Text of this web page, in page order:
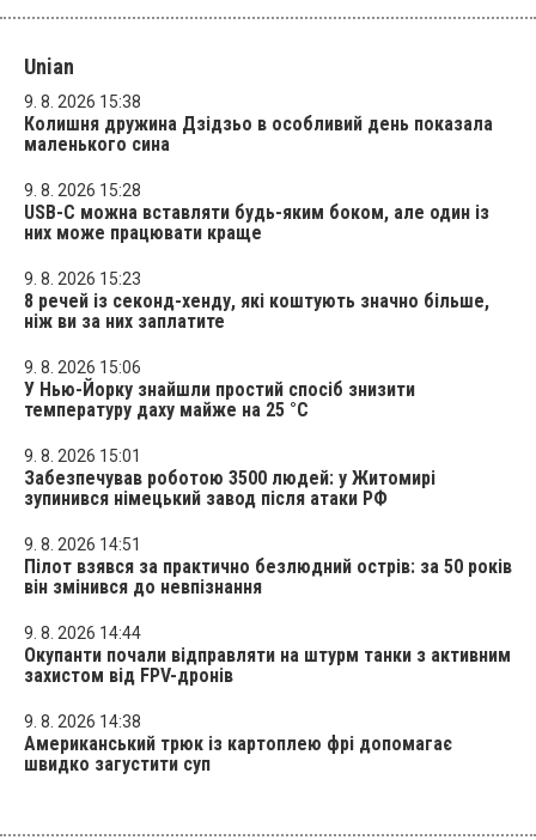
Unian
9. 8. 2026 15:38
Колишня дружина Дзідзьо в особливий день показала
маленького сина
9. 8. 2026 15:28
USB-C можна вставляти будь-яким боком, але один із
них може працювати краще
9. 8. 2026 15:23
8 речей із секонд-хенду, які коштують значно більше,
ніж ви за них заплатите
9. 8. 2026 15:06
У Нью-Йорку знайшли простий спосіб знизити
температуру даху майже на 25 °C
9. 8. 2026 15:01
Забезпечував роботою 3500 людей: у Житомирі
зупинився німецький завод після атаки РФ
9. 8. 2026 14:51
Пілот взявся за практично безлюдний острів: за 50 років
він змінився до невпізнання
9. 8. 2026 14:44
Окупанти почали відправляти на штурм танки з активним
захистом від FPV-дронів
9. 8. 2026 14:38
Американський трюк із картоплею фрі допомагає
швидко загустити суп